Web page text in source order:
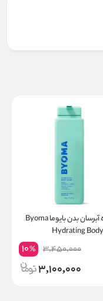
شوینده آبرسان بدن بایوما Byoma
Hydrating
3,450,000
10%
3,100,000